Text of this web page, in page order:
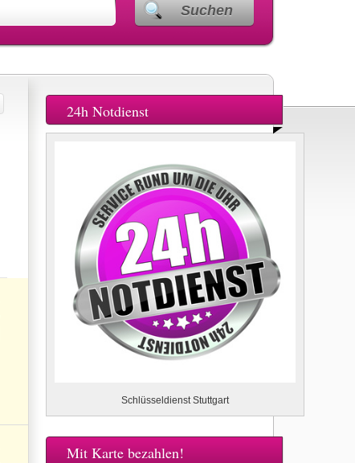
Suchen
24h Notdienst
Schlüsseldienst Stuttgart
Mit Karte bezahlen!